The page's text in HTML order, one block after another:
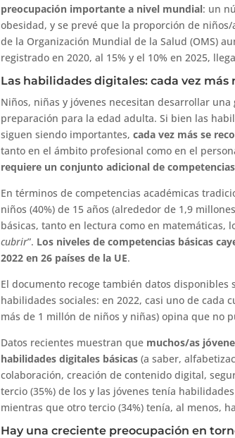
preocupación importante a nivel mundial: un
obesidad, y se prevé que la proporción de
de la Organización Mundial de la Salud (OMS)
registrado en 2020, al 15% y el 10% en 2025,
Las habilidades digitales: cada vez más
Niños, niñas y jóvenes necesitan desarrollar
preparación para la edad adulta. Si bien las
siguen siendo importantes,cada vez más se
tanto en el ámbito profesional como en el
requiere un conjunto adicional de
En términos de competencias académicas
niños (40%) de 15 años (alrededor de 1,9
básicas, tanto en lectura como en matemáticas,
cubrir”. Los niveles de competencias básicas
2022 en 26 países de la UE.
El documento recoge también datos disponibles
habilidades sociales: en 2022, casi uno de cada
más de 1 millón de niños y niñas) opina que no
Datos recientes muestran que muchos/as
habilidades digitales básicas(a saber,
colaboración, creación de contenido digital,
tercio (35%) de los y las jóvenes tenía
mientras que otro tercio (34%) tenía, al menos,
Hay una creciente preocupación en